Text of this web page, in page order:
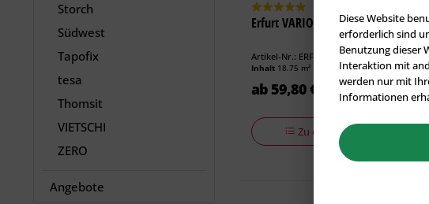
Storch
Südwest
Tapofix
tesa
Thomsit
VIETSCHI
ZERO
Angebote
Erfurt VARIOVLIES V 180 PRO
Artikel-Nr.: ERF-100129
Inhalt 18.75 m² (3,19 € * / 1 m²)
ab 59,80 € *
Zu den Varianten
Diese Website
erforderlich sind
Benutzung dieser
Interaktion mit
werden nur mit
Informationen